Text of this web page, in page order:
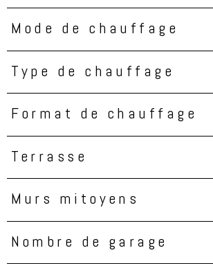
Mode de chauffage
Type de chauffage
Format de chauffage
Terrasse
Murs mitoyens
Nombre de garage